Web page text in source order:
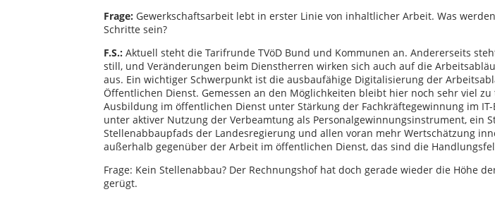
Frage: Gewerkschaftsarbeit lebt in erster Linie von inhaltlicher Arbeit. Was
Schritte sein?
F.S.: Aktuell steht die Tarifrunde TVöD Bund und Kommunen an. Andererseits
still, und Veränderungen beim Dienstherren wirken sich auch auf die
aus. Ein wichtiger Schwerpunkt ist die ausbaufähige Digitalisierung der
Öffentlichen Dienst. Gemessen an den Möglichkeiten bleibt hier noch sehr viel
Ausbildung im öffentlichen Dienst unter Stärkung der Fachkräftegewinnung im IT-
unter aktiver Nutzung der Verbeamtung als Personalgewinnungsinstrument, ein
Stellenabbaupfads der Landesregierung und allen voran mehr Wertschätzung
außerhalb gegenüber der Arbeit im öffentlichen Dienst, das sind die
Frage: Kein Stellenabbau? Der Rechnungshof hat doch gerade wieder die Höhe
gerügt.